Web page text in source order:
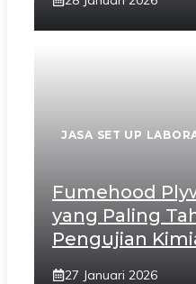
JASA SET UP
Fumehood
yang Paling
Pengujian
27 Januari 2026